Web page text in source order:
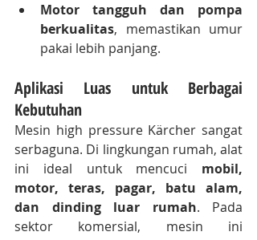
Motor tangguh dan pompa
berkualitas, memastikan umur
pakai lebih panjang.
Aplikasi Luas untuk Berbagai
Kebutuhan
Mesin high pressure Kärcher sangat
serbaguna. Di lingkungan rumah, alat
ini ideal untuk mencuci mobil,
motor, teras, pagar, batu alam,
dan dinding luar rumah. Pada
sektor komersial, mesin ini